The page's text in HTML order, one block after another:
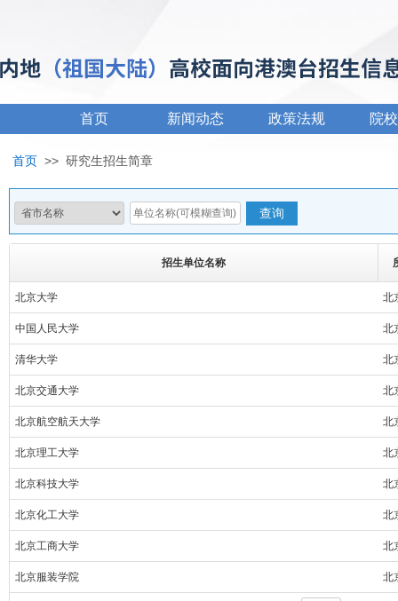
首页 新闻动态 政策法规 院
首页 >> 研究生招生简章
招生单位名称
北京大学 北
中国人民大学 北
清华大学 北
北京交通大学 北
北京航空航天大学 北
北京理工大学 北
北京科技大学 北
北京化工大学 北
北京工商大学 北
北京服装学院 北